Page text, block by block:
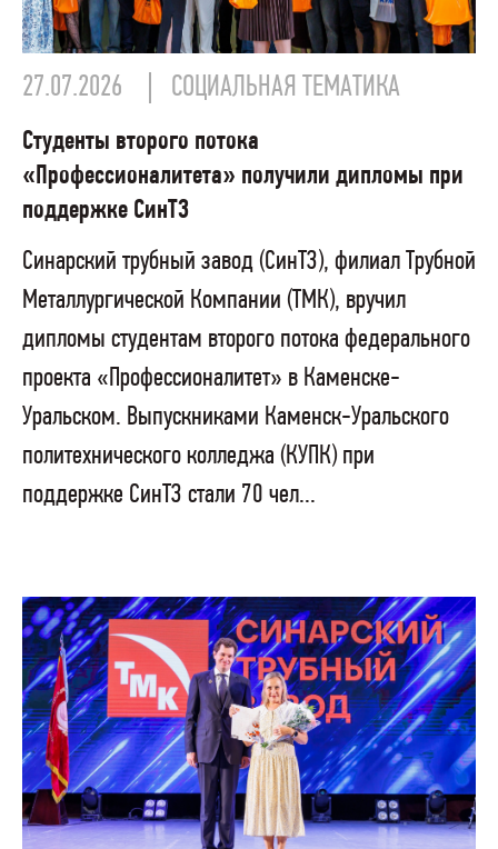
27.07.2026 СОЦИАЛЬНАЯ ТЕМАТИКА
Студенты второго потока
«Профессионалитета» получили дипломы при
поддержке СинТЗ
Синарский трубный завод (СинТЗ), филиал Трубной
Металлургической Компании (ТМК), вручил
дипломы студентам второго потока федерального
проекта «Профессионалитет» в Каменске-
Уральском. Выпускниками Каменск-Уральского
политехнического колледжа (КУПК) при
поддержке СинТЗ стали 70 чел...